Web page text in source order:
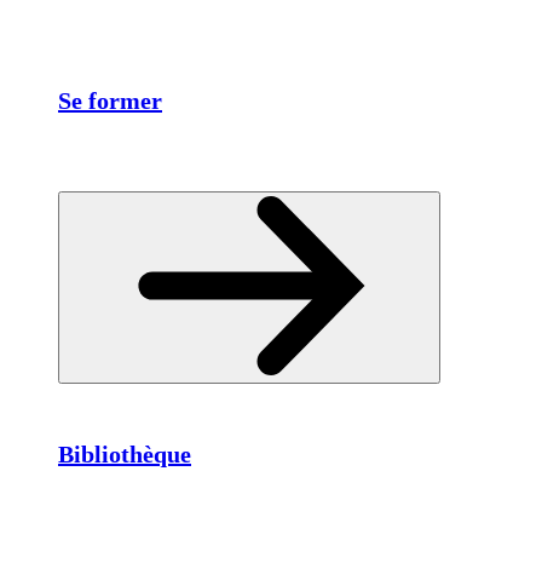
Se former
Bibliothèque